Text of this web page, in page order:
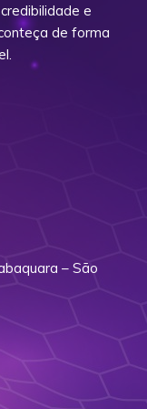
e
de forma
– São